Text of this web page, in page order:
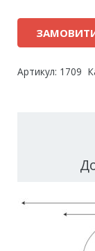
Артикул: 1709